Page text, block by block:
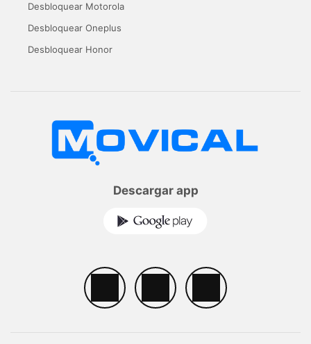
Desbloquear Motorola
Desbloquear Oneplus
Desbloquear Honor
Descargar app